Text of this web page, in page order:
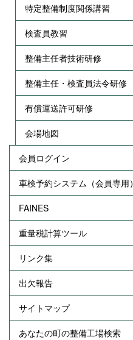
特定整備制度関係講習
検査員教習
整備主任者技術研修
整備主任・検査員法令研修
有償運送許可研修
会場地図
会員ログイン
車検予約システム（会員専用）
FAINES
重量税計算ツール
リンク集
出欠報告
サイトマップ
あなたの町の整備工場検索